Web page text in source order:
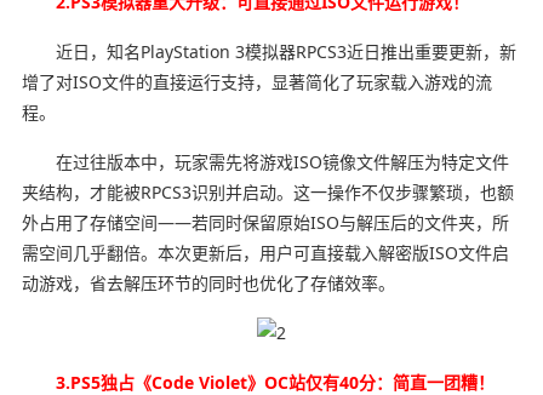
近日，知名PlayStation 3模拟器RPCS3近日推出重要更新，新
增了对ISO文件的直接运行支持，显著简化了玩家载入游戏的流
程。
在过往版本中，玩家需先将游戏ISO镜像文件解压为特定文件
夹结构，才能被RPCS3识别并启动。这一操作不仅步骤繁琐，也额
外占用了存储空间——若同时保留原始ISO与解压后的文件夹，所
需空间几乎翻倍。本次更新后，用户可直接载入解密版ISO文件启
动游戏，省去解压环节的同时也优化了存储效率。
3.PS5独占《Code Violet》OC站仅有40分：简直一团糟！